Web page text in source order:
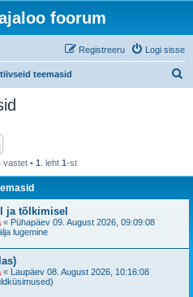
foorum
Logi sisse
Registreeru
teemasid
vastet • 1 . leht 1-st
ja tõlkimisel
« Pühapäev 09. August 2026, 09:09:08
lugemine
« Laupäev 08. August 2026, 10:16:08